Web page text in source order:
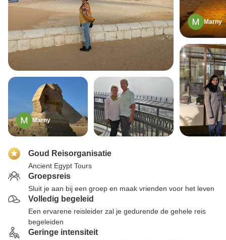
Marny
Marny
Goud Reisorganisatie
Ancient Egypt Tours
Groepsreis
Sluit je aan bij een groep en maak vrienden voor het leven
Volledig begeleid
Een ervarene reisleider zal je gedurende de gehele reis
begeleiden
Geringe intensiteit